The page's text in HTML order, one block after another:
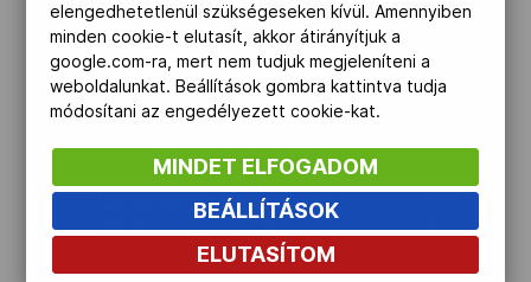
OVEP
Adatbank
elengedhetetlenül szükségeseken kívül. Amennyiben
minden cookie-t elutasít, akkor átirányítjuk a
google.com-ra, mert nem tudjuk megjeleníteni a
weboldalunkat. Beállítások gombra kattintva tudja
módosítani az engedélyezett cookie-kat.
MINDET ELFOGADOM
BEÁLLÍTÁSOK
ELUTASÍTOM